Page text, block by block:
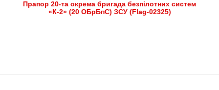
Прапор 20-та окрема бригада безпілотних систем
«К-2» (20 ОБрБпС) ЗСУ (Flag-02325)